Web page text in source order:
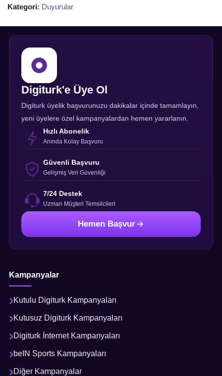
Kategori: Duyurular
Digiturk'e Üye Ol
Digiturk üyelik başvurunuzu dakikalar içinde tamamlayın,
yeni üyelere özel kampanyalardan hemen yararlanın.
Hızlı Abonelik
Anında Kolay Başvuru
Güvenli Başvuru
Gelişmiş Veri Güvenliği
7/24 Destek
Uzman Müşteri Temsilcileri
Hemen Başvur
Kampanyalar
Kutulu Digiturk Kampanyaları
Kutusuz Digiturk Kampanyaları
Digiturk İnternet Kampanyaları
beIN Sports Kampanyaları
Diğer Kampanyalar